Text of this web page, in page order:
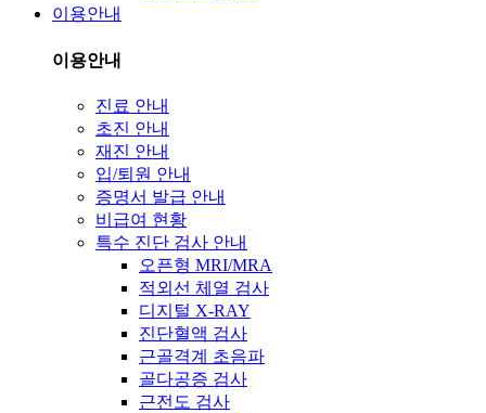
이용안내
이용안내
진료 안내
초진 안내
재진 안내
입/퇴원 안내
증명서 발급 안내
비급여 현황
특수 진단 검사 안내
오픈형 MRI/MRA
적외선 체열 검사
디지털 X-RAY
진단혈액 검사
근골격계 초음파
골다공증 검사
근전도 검사